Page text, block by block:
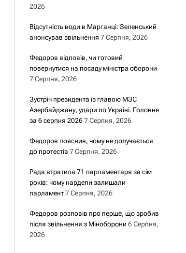
2026
Відсутність води в Марганці: Зеленський
анонсував звільнення 7 Серпня, 2026
Федоров відповів, чи готовий
повернутися на посаду міністра оборони
7 Серпня, 2026
Зустріч президента із главою МЗС
Азербайджану, удари по Україні. Головне
за 6 серпня 2026 7 Серпня, 2026
Федоров пояснив, чому не долучається
до протестів 7 Серпня, 2026
Рада втратила 71 парламентаря за сім
років: чому нардепи залишали
парламент 7 Серпня, 2026
Федоров розповів про перше, що зробив
після звільнення з Міноборони 6 Серпня,
2026